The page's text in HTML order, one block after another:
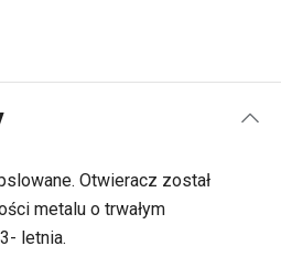
Otwieracz został
metalu o trwałym
letnia.